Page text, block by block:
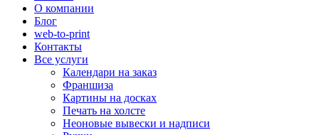
О компании
Блог
web-to-print
Контакты
Все услуги
Календари на заказ
Франшиза
Картины на досках
Печать на холсте
Неоновые вывески и надписи